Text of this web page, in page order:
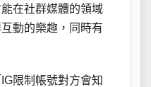
在社群媒體的領域
動的樂趣，同時有
限制帳號對方會知